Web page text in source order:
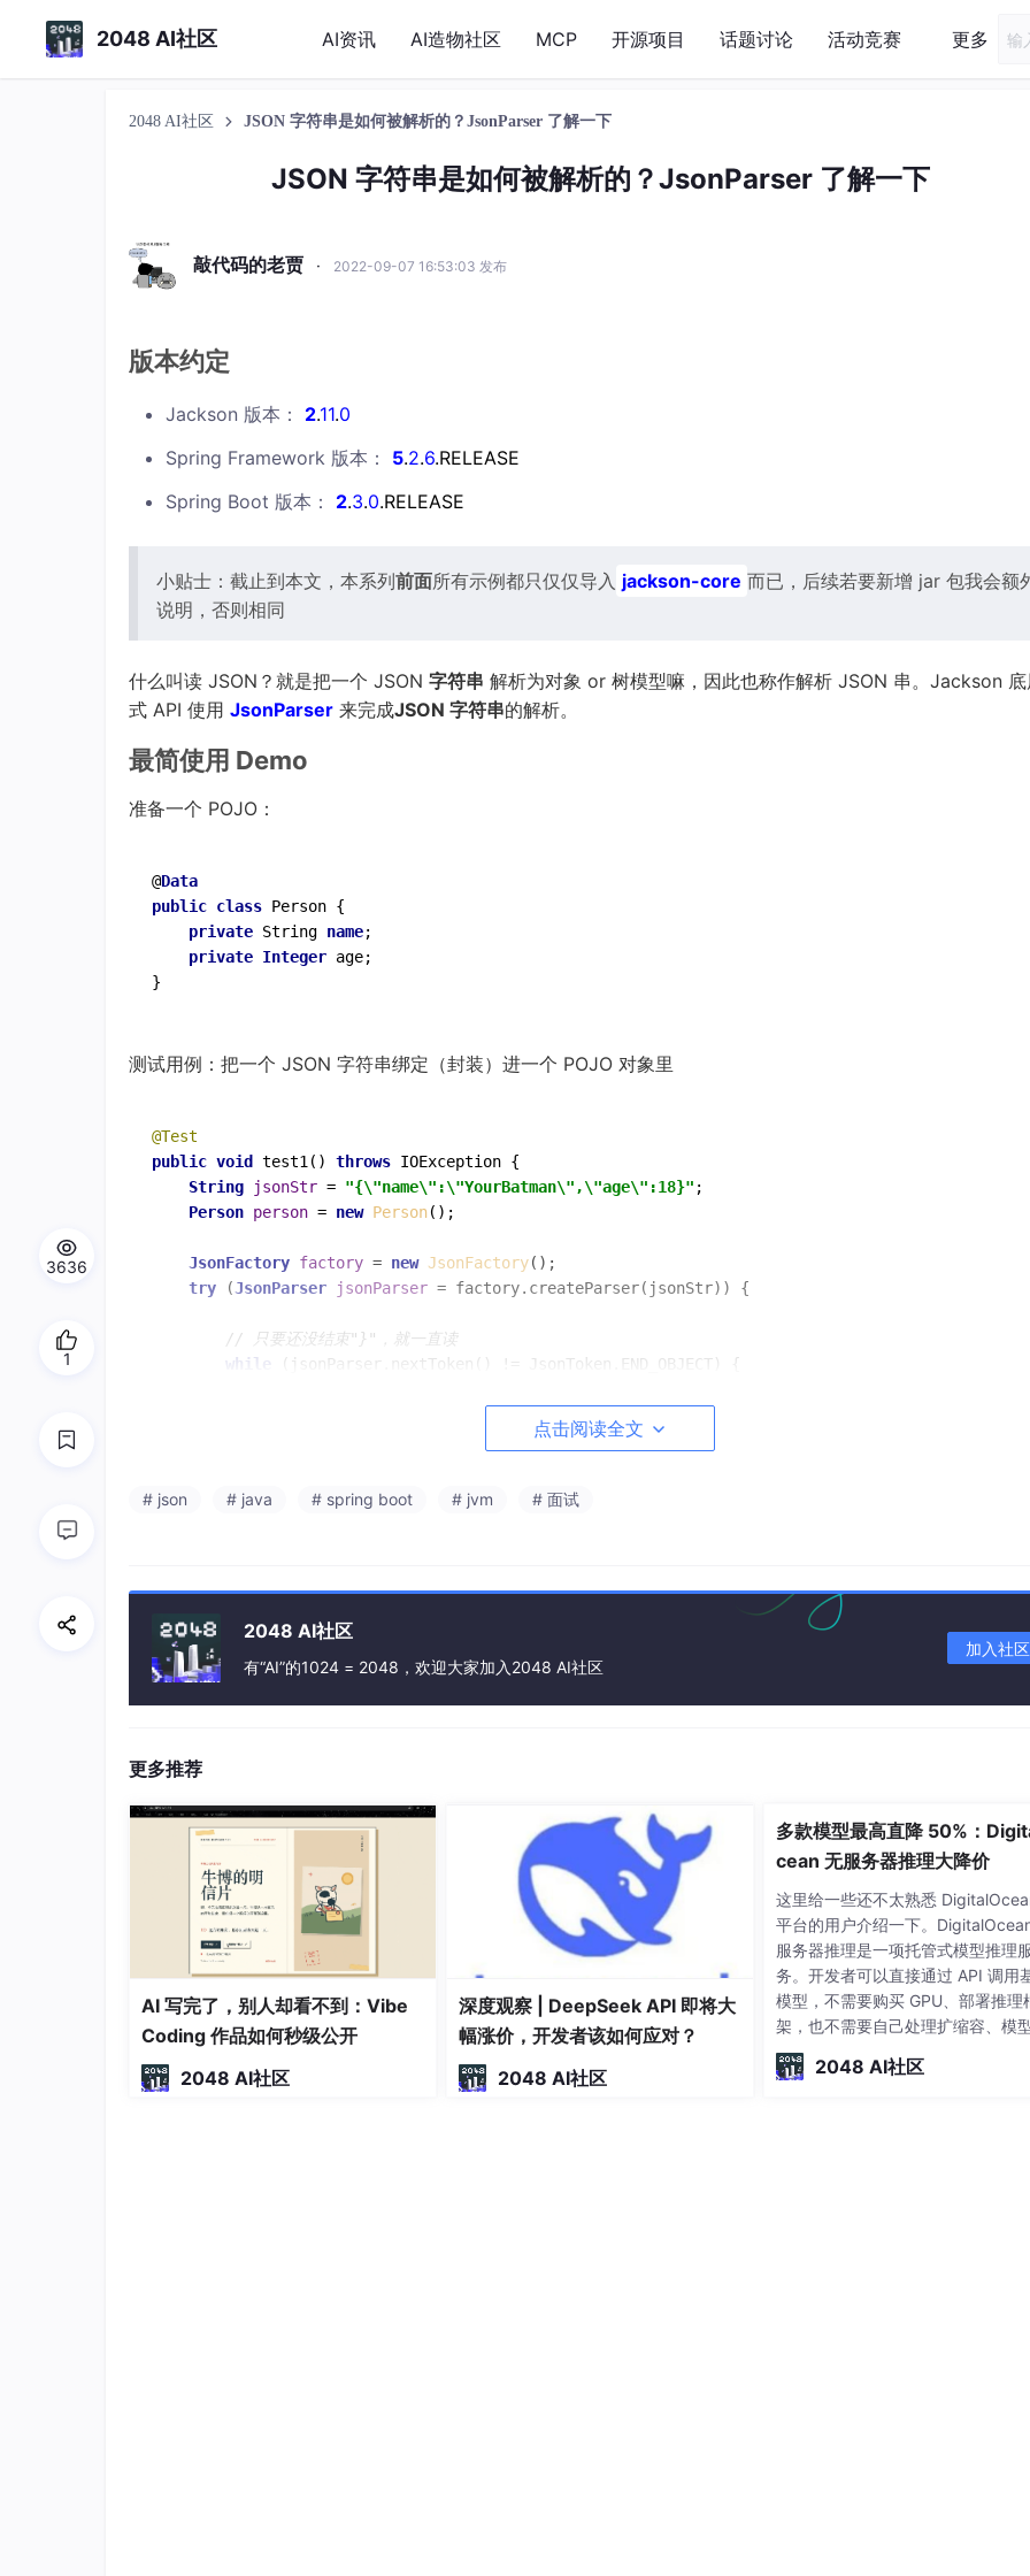
2048 AI社区 AI资讯 AI造物社区 MCP 开源项目 话题讨论 活动竞赛 更多
2048 AI社区 JSON 字符串是如何被解析的？JsonParser 了解一下
JSON 字符串是如何被解析的？JsonParser 了解一下
敲代码的老贾 · 2022-09-07 16:53:03 发布
版本约定
Jackson 版本： 2.11.0
Spring Framework 版本：
5.2.6.RELEASE
Spring Boot 版本：
2.3.0.RELEASE
小贴士：截止到本文，本系列前面所有示例都只仅仅导入 jackson-core 而已，后续若要新增 jar 包我会额
说明，否则相同
什么叫读 JSON？就是把一个 JSON 字符串 解析为对象 or 树模型嘛，因此也称作解析 JSON 串。Jackson
式 API 使用 JsonParser 来完成JSON 字符串的解析。
最简使用 Demo
准备一个 POJO：
@Data
public class Person {
private String name;
private Integer age;
测试用例：把一个 JSON 字符串绑定（封装）进一个 POJO 对象里
@Test
public void test1 () throws IOException {
String
jsonStr = "{\"name\":\"YourBatman\",\"age\":18}" ;
Person person = new Person();
JsonFactory factory = new JsonFactory();
try (JsonParser jsonParser = factory.createParser(jsonStr)) {
// 只要还没结束"}"，就一直读
while
(jsonParser.nextToken() != JsonToken.END_OBJECT) {
            }
else ( "age".equals(fieldname)) {
        }
        System.out.println(person);
    }
运行程序，输出：
Person(name =YourBatman,
成功把一个 JSON 字符串的值解析到 Person 对象。你可能会疑问，怎么这么麻烦？那当然，这是底层流式 API
嘛。你获得了性能，可不要失去一些便捷性嘛。
小贴士：底层流式 API 一般面向“专业人士”，应用级开发使用高阶 API ObjectMapper 即可。当然，读完
系列就能让你完全具备“专业人士”的实力😄
点击阅读全文
# json # java # spring boot # jvm # 面试
2048 AI社区
有“AI”的1024 = 2048，欢迎大家加入2048 AI社区
加入社区
更多推荐
AI 写完了，别人却看不到：Vibe
Coding 作品如何秒级公开
2048 AI社区
深度观察 | DeepSeek API 即将大
幅涨价，开发者该如何应对？
2048 AI社区
多款模型最高直降 50%：
cean 无服务器推理大降价
这里给一些还不太熟悉
平台的用户介绍一下。
服务器推理是一项托管式模型推理
务。开发者可以直接通过 API 调用
模型，不需要购买 GPU、部署推理
架，也不需要自己处理扩缩容、模
级和底层基础设施运维。目前，
Ocean Inference 提供 70 多款模型
2048 AI社区
3636
1